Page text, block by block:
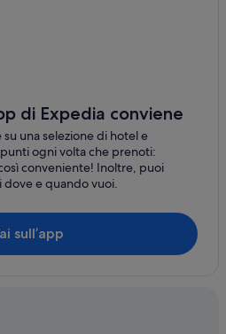
di Expedia conviene
una selezione di hotel e
ogni volta che prenoti:
conveniente! Inoltre, puoi
e quando vuoi.
sull’app